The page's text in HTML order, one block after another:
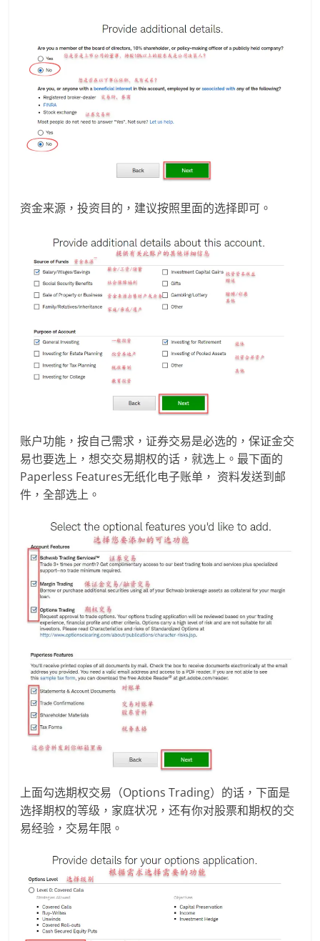
资金来源，投资目的，建议按照里面的选择即可。
账户功能，按自己需求，证券交易是必选的，保证金交
易也要选上，想交交易期权的话，就选上。最下面的
Paperless Features无纸化电子账单， 资料发送到邮
件，全部选上。
上面勾选期权交易（Options Trading）的话，下面是
选择期权的等级，家庭状况，还有你对股票和期权的交
易经验，交易年限。